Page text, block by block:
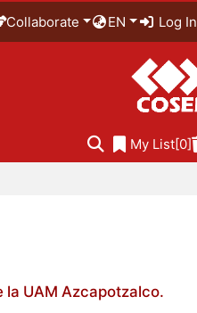
Collaborate EN Log In
My List[0]
UAM Azcapotzalco.